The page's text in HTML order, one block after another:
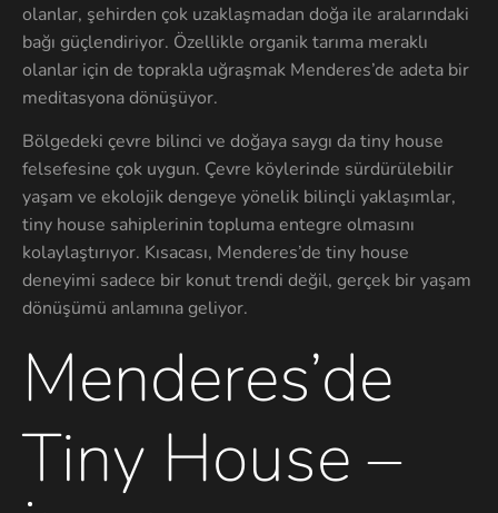
olanlar, şehirden çok uzaklaşmadan doğa ile aralarındaki
bağı güçlendiriyor. Özellikle organik tarıma meraklı
olanlar için de toprakla uğraşmak Menderes’de adeta bir
meditasyona dönüşüyor.
Bölgedeki çevre bilinci ve doğaya saygı da tiny house
felsefesine çok uygun. Çevre köylerinde sürdürülebilir
yaşam ve ekolojik dengeye yönelik bilinçli yaklaşımlar,
tiny house sahiplerinin topluma entegre olmasını
kolaylaştırıyor. Kısacası, Menderes’de tiny house
deneyimi sadece bir konut trendi değil, gerçek bir yaşam
dönüşümü anlamına geliyor.
Menderes’de
Tiny House –